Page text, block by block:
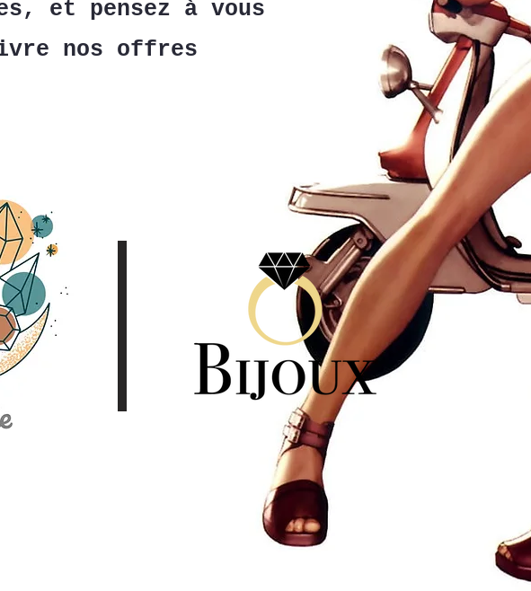
et pensez à vous
nos offres